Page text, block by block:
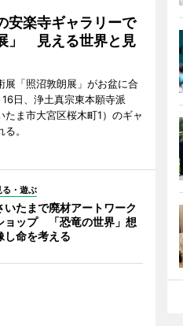
安楽寺ギャラリーで
」 見える世界と見
展「照沼敦朗展」がお盆に合
日、浄土真宗東本願寺派
たま市大宮区桜木町1）のギャ
。
る・遊ぶ
いたまで廃材アートワーク
ョップ 「恐竜の世界」想
し命を考える